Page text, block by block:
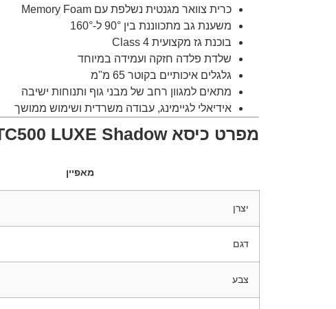
כרית צוואר מגנטית נשלפת עם Memory Foam
משענת גב מתכווננת בין 90° ל-160°
בוכנת גז מקצועית Class 4
שלדת פלדה חזקה ועמידה במיוחד
גלגלים איכותיים בקוטר 65 מ"מ
מתאים למגוון רחב של מבני גוף ותנוחות ישיבה
אידיאלי לגיימינג, עבודה משרדית ושימוש ממושך
מפרט כיסא CORSAIR TC500 LUXE Shadow
מאפיין
יצרן
דגם
צבע